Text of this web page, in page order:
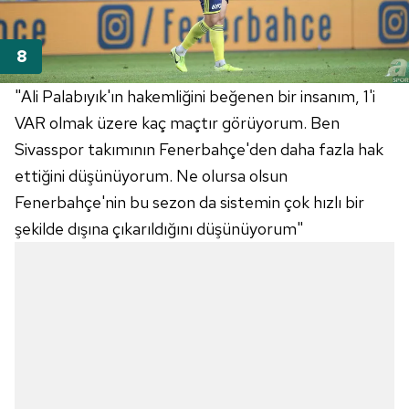
ilgili mevzuata uygun olarak kullanılan çerezlerle ilgili bilgi
almak için lütfentıklayınız.
"Ali Palabıyık'ın hakemliğini beğenen bir insanım, 1'i
VAR olmak üzere kaç maçtır görüyorum. Ben
Sivasspor takımının Fenerbahçe'den daha fazla hak
ettiğini düşünüyorum. Ne olursa olsun
Fenerbahçe'nin bu sezon da sistemin çok hızlı bir
şekilde dışına çıkarıldığını düşünüyorum"